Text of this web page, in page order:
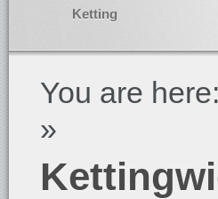
Ketting
You are here:
»